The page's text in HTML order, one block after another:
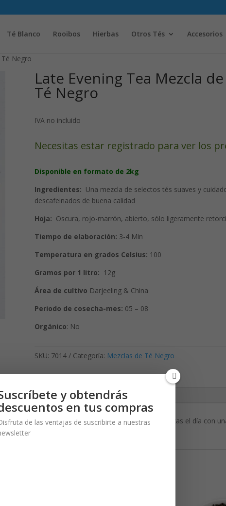
Té Blanco Rooibos Hierbas Otros Tés Accesorios
Negro
Late Evening Tea Mezcla
Té Negro
IVA no incluido
Necesitas estar registrado para ver los
Disponible en formato de 2kg
Ingredientes: Una mezcla de selectos tés suaves y
descafeinados de buena calidad
Hoja: Oscura, rojo-marrón, abierto, sólo ligeramente
Tiempo de elaboración: 3-4 Min
Temperatura en grados Celsius: 100
Gramos por 1 litro: 12g
Área de cultivo Darjeeling & China
Periodo de cosecha-mes: 05 – 08
Orgánico: No
SKU: 7014 Categoría: Mezclas de Té Negro
fue creada de tés suaves y descafeinados. Si empiezas el día con
y obtendrás
en tus compras
de las ventajas de suscribirte a nuestras